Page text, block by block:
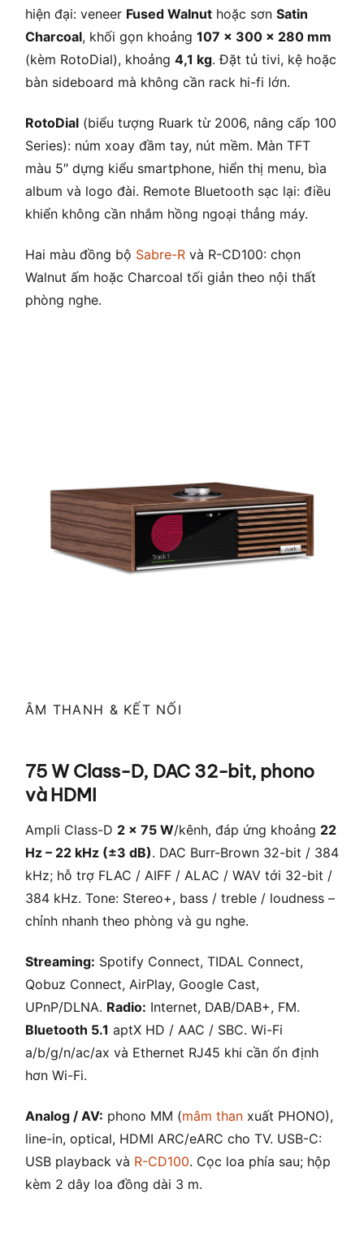
hiện đại: veneer Fused Walnut hoặc sơn Satin
Charcoal, khối gọn khoảng 107 × 300 × 280 mm
(kèm RotoDial), khoảng 4,1 kg. Đặt tủ tivi, kệ hoặc
bàn sideboard mà không cần rack hi-fi lớn.
RotoDial (biểu tượng Ruark từ 2006, nâng cấp 100
Series): núm xoay đầm tay, nút mềm. Màn TFT
màu 5″ dựng kiểu smartphone, hiển thị menu, bìa
album và logo đài. Remote Bluetooth sạc lại: điều
khiển không cần nhắm hồng ngoại thẳng máy.
Hai màu đồng bộ Sabre-R và R-CD100: chọn
Walnut ấm hoặc Charcoal tối giản theo nội thất
phòng nghe.
ÂM THANH & KẾT NỐI
75 W Class-D, DAC 32-bit, phono
và HDMI
Ampli Class-D 2 × 75 W/kênh, đáp ứng khoảng 22
Hz – 22 kHz (±3 dB). DAC Burr-Brown 32-bit / 384
kHz; hỗ trợ FLAC / AIFF / ALAC / WAV tới 32-bit /
384 kHz. Tone: Stereo+, bass / treble / loudness –
chỉnh nhanh theo phòng và gu nghe.
Streaming: Spotify Connect, TIDAL Connect,
Qobuz Connect, AirPlay, Google Cast,
UPnP/DLNA. Radio: Internet, DAB/DAB+, FM.
Bluetooth 5.1 aptX HD / AAC / SBC. Wi-Fi
a/b/g/n/ac/ax và Ethernet RJ45 khi cần ổn định
hơn Wi-Fi.
Analog / AV: phono MM (mâm than xuất PHONO),
line-in, optical, HDMI ARC/eARC cho TV. USB-C:
USB playback và R-CD100. Cọc loa phía sau; hộp
kèm 2 dây loa đồng dài 3 m.